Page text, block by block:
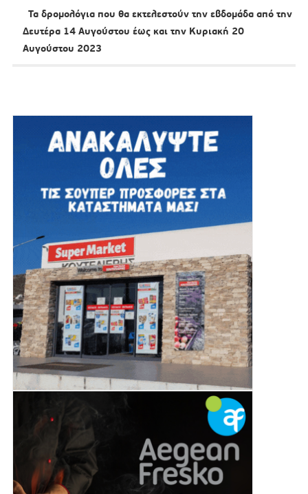
Τα δρομολόγια που θα εκτελεστούν την εβδομάδα από την
Δευτέρα 14 Αυγούστου έως και την Κυριακή 20
Αυγούστου 2023